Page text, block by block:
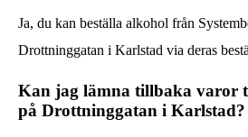
Ja, du kan beställa alkohol från
Drottninggatan i Karlstad via deras
Kan jag lämna tillbaka varor
på Drottninggatan i Karlstad?